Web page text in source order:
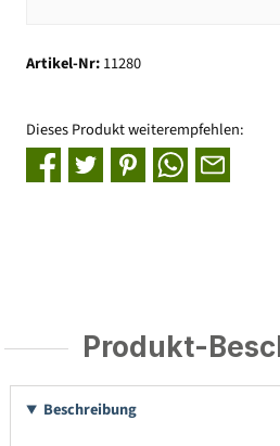
Artikel-Nr:11280
Dieses Produkt weiterempfehlen:
Produkt-
Beschreibung